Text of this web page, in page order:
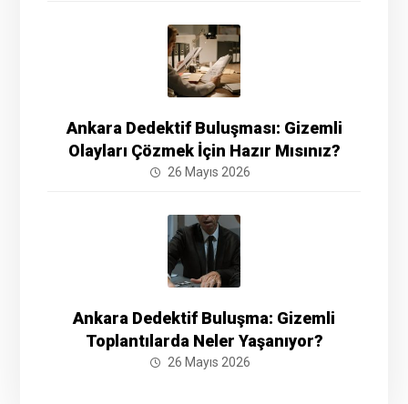
Ankara Dedektif Buluşması: Gizemli
Olayları Çözmek İçin Hazır Mısınız?
26 Mayıs 2026
Ankara Dedektif Buluşma: Gizemli
Toplantılarda Neler Yaşanıyor?
26 Mayıs 2026